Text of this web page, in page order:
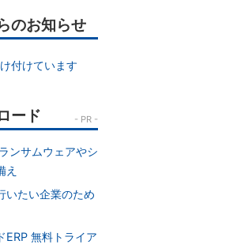
のお知らせ
付けています
ンサムウェアやシ
え
いたい企業のため
ERP 無料トライア